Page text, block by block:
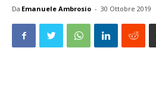
Da Emanuele Ambrosio - 30 Ottobre 2019